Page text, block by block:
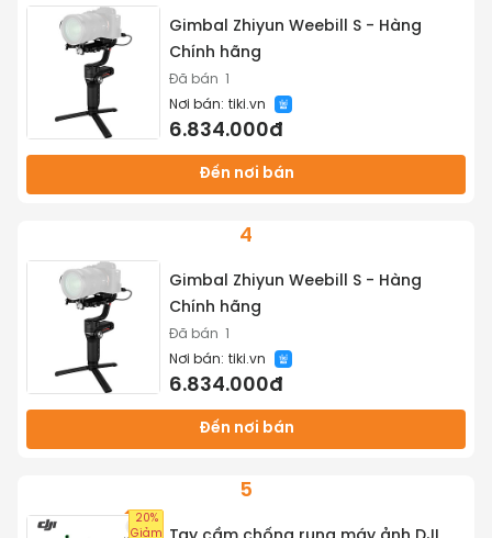
Gimbal Zhiyun Weebill S - Hàng
Chính hãng
Đã bán 1
Nơi bán: tiki.vn
6.834.000đ
Đến nơi bán
4
Gimbal Zhiyun Weebill S - Hàng
Chính hãng
Đã bán 1
Nơi bán: tiki.vn
6.834.000đ
Đến nơi bán
5
20%
Giảm